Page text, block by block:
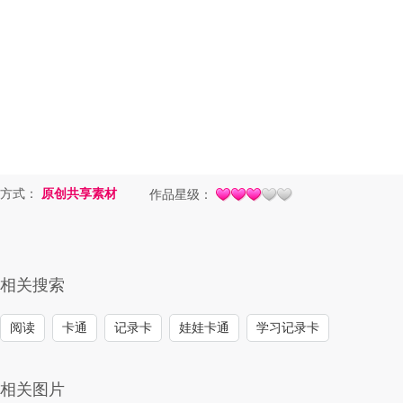
方式： 原创共享素材 作品星级：
相关搜索
阅读 卡通 记录卡 娃娃卡通 学习记录卡
相关图片